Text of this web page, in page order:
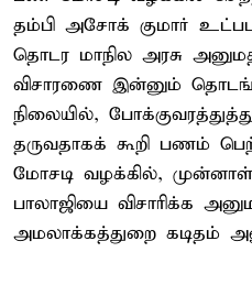
தம்பி அசோக் குமார்
தொடர மாநில அரசு
விசாரணை இன்னும்
நிலையில்,
தருவதாகக் கூறி பணம்
மோசடி வழக்கில்,
பாலாஜியை விசாரிக்க
அமலாக்கத்துறை கடிதம்